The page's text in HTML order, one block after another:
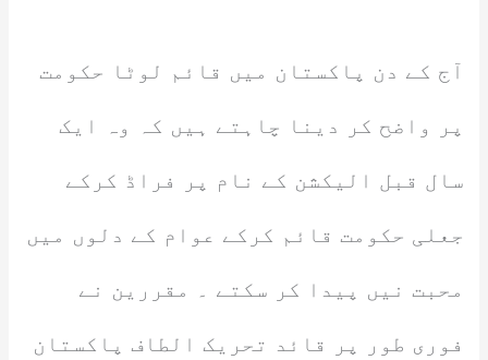
آج کے دن پاکستان میں قائم لوٹا حکومت
پر واضح کر دینا چاہتے ہیں کہ وہ ایک
سال قبل الیکشن کے نام پر فراڈ کرکے
جعلی حکومت قائم کرکے عوام کے دلوں میں
محبت نیں پیدا کر سکتے ۔ مقررین نے
فوری طور پر قائد تحریک الطاف پاکستان